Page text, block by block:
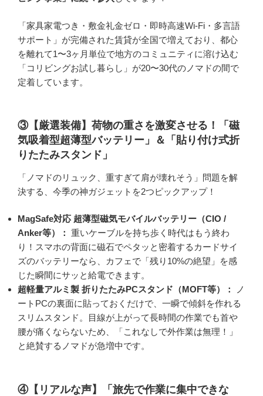
「家具家電つき・敷金礼金ゼロ・即時高速Wi-Fi・多言語
サポート」が完備された賃貸が全国で増えており、都心
を離れて1〜3ヶ月単位で地方のコミュニティに溶け込む
「コリビングお試し暮らし」が20〜30代のノマドの間で
定着しています。
③【厳選装備】荷物の重さを激変させる！「磁
気吸着型超薄型バッテリー」＆「貼り付け式折
りたたみスタンド」
「ノマドのリュック、重すぎて肩が壊れそう」問題を解
決する、今季の神ガジェットを2つピックアップ！
MagSafe対応 超薄型磁気モバイルバッテリー（CIO /
Anker等）： 重いケーブルを持ち歩く時代はもう終わ
り！スマホの背面に磁石でペタッと密着するカードサイ
ズのバッテリーなら、カフェで「残り10%の絶望」を感
じた瞬間にサッと給電できます。
超軽量アルミ製 折りたたみPCスタンド（MOFT等）：
ノ
ートPCの裏面に貼っておくだけで、一瞬で傾斜を作れる
スリムスタンド。目線が上がって長時間の作業でも首や
腰が痛くならないため、「これなしで外作業は無理！」
と絶賛するノマドが急増中です。
④【リアルな声】「旅先で作業に集中できな